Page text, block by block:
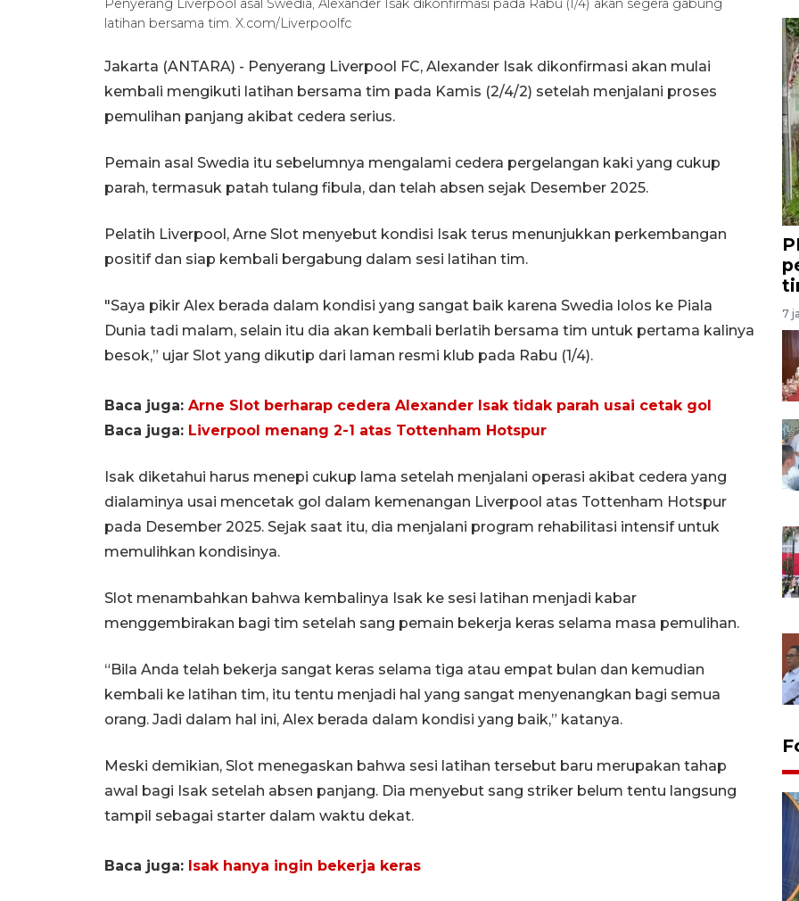
Penyerang Liverpool asal Swedia, Alexander Isak dikonfirmasi pada Rabu (1/4) akan segera gabung
latihan bersama tim. X.com/Liverpoolfc
Jakarta (ANTARA) - Penyerang Liverpool FC, Alexander Isak dikonfirmasi akan mulai
kembali mengikuti latihan bersama tim pada Kamis (2/4/2) setelah menjalani proses
pemulihan panjang akibat cedera serius.
Pemain asal Swedia itu sebelumnya mengalami cedera pergelangan kaki yang cukup
parah, termasuk patah tulang fibula, dan telah absen sejak Desember 2025.
Pelatih Liverpool, Arne Slot menyebut kondisi Isak terus menunjukkan perkembangan
positif dan siap kembali bergabung dalam sesi latihan tim.
"Saya pikir Alex berada dalam kondisi yang sangat baik karena Swedia lolos ke Piala
Dunia tadi malam, selain itu dia akan kembali berlatih bersama tim untuk pertama kalinya
besok,” ujar Slot yang dikutip dari laman resmi klub pada Rabu (1/4).
Baca juga: Arne Slot berharap cedera Alexander Isak tidak parah usai cetak gol
Baca juga: Liverpool menang 2-1 atas Tottenham Hotspur
Isak diketahui harus menepi cukup lama setelah menjalani operasi akibat cedera yang
dialaminya usai mencetak gol dalam kemenangan Liverpool atas Tottenham Hotspur
pada Desember 2025. Sejak saat itu, dia menjalani program rehabilitasi intensif untuk
memulihkan kondisinya.
Slot menambahkan bahwa kembalinya Isak ke sesi latihan menjadi kabar
menggembirakan bagi tim setelah sang pemain bekerja keras selama masa pemulihan.
“Bila Anda telah bekerja sangat keras selama tiga atau empat bulan dan kemudian
kembali ke latihan tim, itu tentu menjadi hal yang sangat menyenangkan bagi semua
orang. Jadi dalam hal ini, Alex berada dalam kondisi yang baik,” katanya.
Meski demikian, Slot menegaskan bahwa sesi latihan tersebut baru merupakan tahap
awal bagi Isak setelah absen panjang. Dia menyebut sang striker belum tentu langsung
tampil sebagai starter dalam waktu dekat.
Baca juga: Isak hanya ingin bekerja keras
7